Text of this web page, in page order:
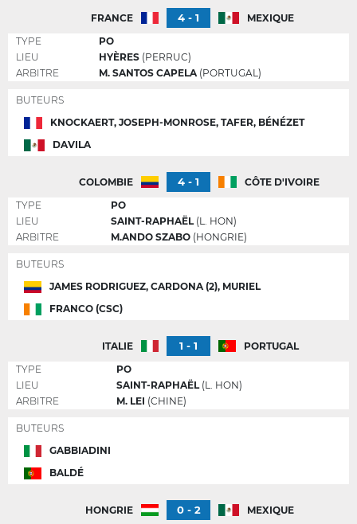
FRANCE 4 - 1
MEXIQUE
TYPE
PO
LIEU
HYÈRES (PERRUC)
ARBITRE
M. SANTOS CAPELA (PORTUGAL)
BUTEURS
KNOCKAERT, JOSEPH-MONROSE, TAFER, BÉNÉZET
DAVILA
COLOMBIE 4 - 1
CÔTE D'IVOIRE
TYPE
PO
LIEU
SAINT-RAPHAËL(L. HON)
ARBITRE
M.ANDO SZABO (HONGRIE)
BUTEURS
JAMES RODRIGUEZ, CARDONA (2), MURIEL
FRANCO (CSC)
ITALIE 1 - 1
PORTUGAL
TYPE
PO
LIEU
SAINT-RAPHAËL(L. HON)
ARBITRE
M. LEI (CHINE)
BUTEURS
GABBIADINI
BALDÉ
HONGRIE 0 - 2
MEXIQUE